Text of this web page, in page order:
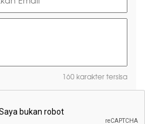
160 karakter tersisa